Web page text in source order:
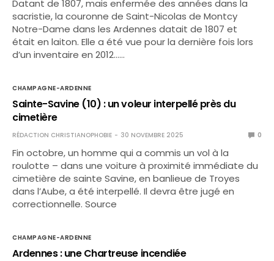
Datant de 1807, mais enfermée des années dans la
sacristie, la couronne de Saint-Nicolas de Montcy
Notre-Dame dans les Ardennes datait de 1807 et
était en laiton. Elle a été vue pour la dernière fois lors
d’un inventaire en 2012……
CHAMPAGNE-ARDENNE
Sainte-Savine (10) : un voleur interpellé près du
cimetière
RÉDACTION CHRISTIANOPHOBIE 30 NOVEMBRE 2025 0
Fin octobre, un homme qui a commis un vol à la
roulotte – dans une voiture à proximité immédiate du
cimetière de sainte Savine, en banlieue de Troyes
dans l’Aube, a été interpellé. Il devra être jugé en
correctionnelle. Source
CHAMPAGNE-ARDENNE
Ardennes : une Chartreuse incendiée